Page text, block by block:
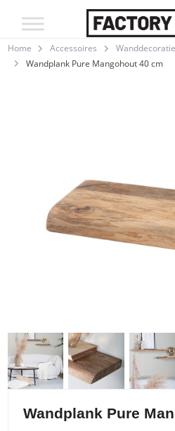
Home Accessoires Wanddecoratie
Wandplank Pure Mangohout 40 cm
Wandplank Pure